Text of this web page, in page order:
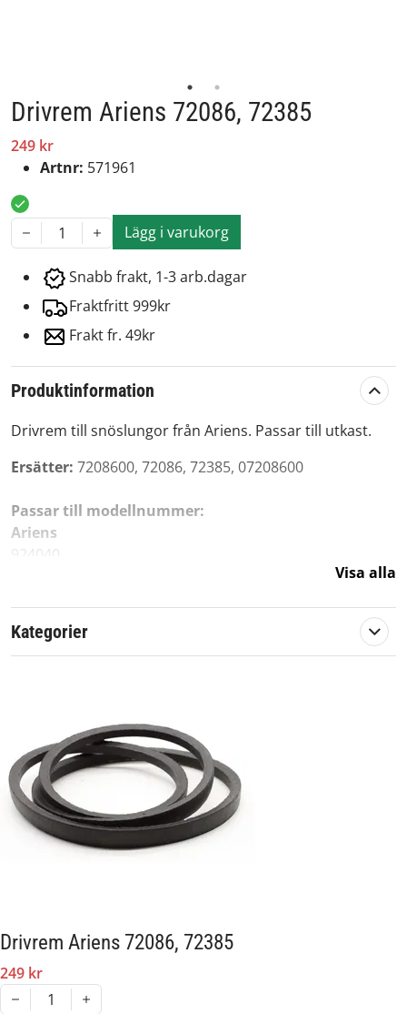
Drivrem Ariens 72086, 72385
249 kr
Artnr: 571961
1 Lägg i varukorg
Snabb frakt, 1-3 arb.dagar
Fraktfritt 999kr
Frakt fr. 49kr
Produktinformation
Drivrem till snöslungor från Ariens. Passar till utkast.
Ersätter: 7208600, 72086, 72385, 07208600
Passar till modellnummer:
Ariens
924040
924093
924318
924327
924330
Passar märke:
Visa alla
Kategorier
Drivrem Ariens 72086, 72385
249 kr
1